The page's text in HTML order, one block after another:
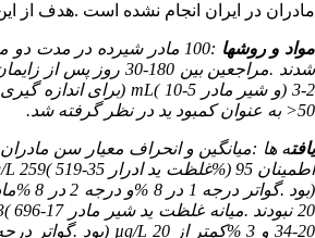
مادران در ایران انجام نشده است .هدف از
مواد و روشها
شدند .مراجعین بین 180-30 روز پس از زایمان مراجعه نموده بودند .اندازه گواتر بر اساس طبقه بندی
3-2 (و شیر مادر
mL(10-5 (برای اندازه گیری غلظت ید با روش هضم کالتوف جمع آوری گشت .مقادیر ید ادرار و شیر مادر به ترتیب
50< به عنوان کمبود ید در نظر گرفته شد.
یافت
اطمینان 95 (%غلظت ید ادرار
L 259( 519-35؛ 275-226 (بود .غلظت ید ادرار در 16 %کمتر از
(بود .گواتر درجه 1 در 8 %و درجه 2 در 8 %مادران با غلظت ید ادرار
20 نبودند .میانه غلظت ید شیر مادر
5/93( 696-17؛ 137-97 (بود .غلظت شیر
34-20 و 3 %کمتر از
µg/L 20 (بود .گواتر درجه 1 و 2 به ترتیب در 11 %و 8 %مادران با غلظت ید شیر